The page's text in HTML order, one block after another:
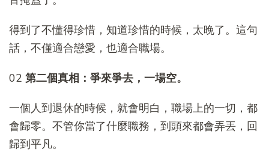
得到了不懂得珍惜，知道珍惜的時候，太晚了。這句
話，不僅適合戀愛，也適合職場。
02 第二個真相：爭來爭去，一場空。
一個人到退休的時候，就會明白，職場上的一切，都
會歸零。不管你當了什麼職務，到頭來都會弄丟，回
歸到平凡。